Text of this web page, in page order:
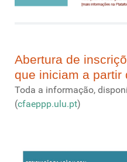
Abertura de
que iniciam a partir
Toda a informação,
(cfaeppp.ulu.pt)